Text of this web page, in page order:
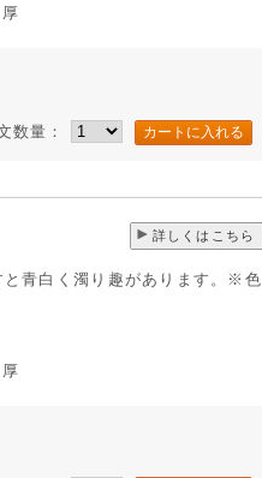
数量：
詳しくはこちら
と青白く濁り趣があります。※色